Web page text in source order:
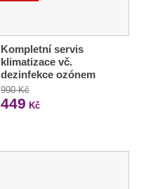
Kompletní servis
klimatizace vč.
dezinfekce ozónem
990 Kč
449 Kč